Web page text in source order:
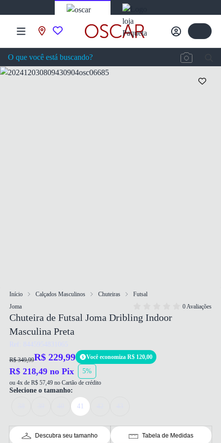
Início Calçados Masculinos Chuteiras
Futsal
Joma
0 Avaliações
Chuteira de Futsal Joma Dribling Indoor
Masculina Preta
Ref: 8445954831065
R$ 349,99R$ 229,99 Você economiza R$ 120,00
R$ 218,49 no Pix 5%
ou 4x de R$ 57,49 no Cartão de crédito
Selecione o tamanho:
41
Descubra seu tamanho Tabela de Medidas